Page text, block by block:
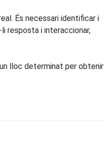
És necessari identificar i
resposta i interaccionar,
lloc determinat per obtenir